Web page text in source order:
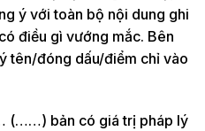
ý với toàn bộ nội dung ghi
điều gì vướng mắc. Bên
tên/đóng dấu/điểm chỉ vào
(……) bản có giá trị pháp lý